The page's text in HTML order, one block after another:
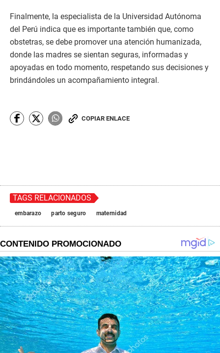
Finalmente, la especialista de la Universidad Autónoma
del Perú indica que es importante también que, como
obstetras, se debe promover una atención humanizada,
donde las madres se sientan seguras, informadas y
apoyadas en todo momento, respetando sus decisiones y
brindándoles un acompañamiento integral.
COPIAR ENLACE
TAGS RELACIONADOS
embarazo parto seguro maternidad